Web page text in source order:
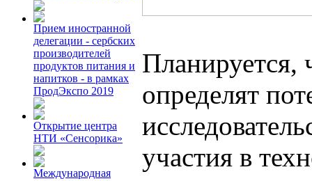
Прием иностранной
делегации - сербских
производителей
продуктов питания и
напитков - в рамках
ПродЭкспо 2019
Открытие центра
НТИ «Сенсорика»
Международная
Планируется,
определят
участия в